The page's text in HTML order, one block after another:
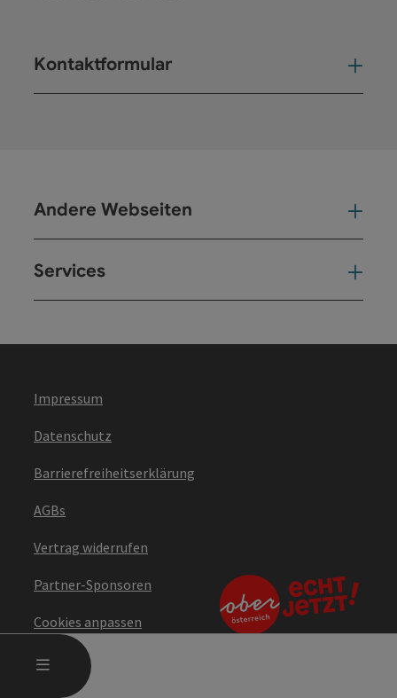
MENÜ
Kontaktformular
Andere Webseiten
Services
Impressum
Datenschutz
Barrierefreiheitserklärung
AGBs
Vertrag widerrufen
Partner-Sponsoren
Cookies anpassen